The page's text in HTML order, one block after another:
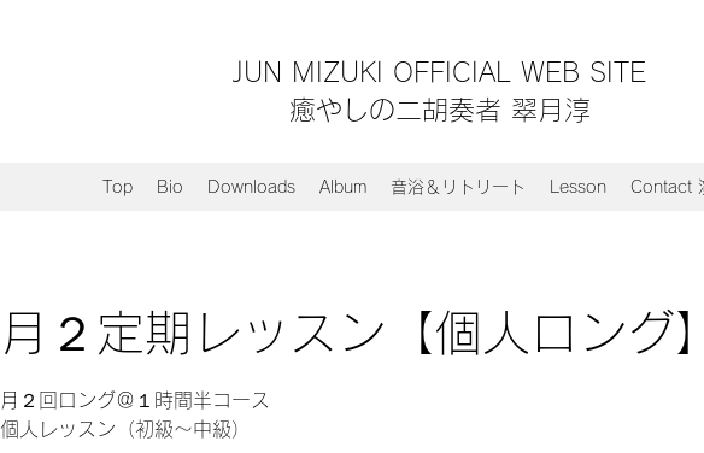
JUN MIZUKI OFFICIAL WEB SITE
​​癒やしの二胡奏者 翠月淳
Top Bio Downloads Album 音浴＆リトリート Lesson Contact
月２定期レッスン【個人ロング
月２回ロング＠１時間半コース
個人レッスン（初級～中級）